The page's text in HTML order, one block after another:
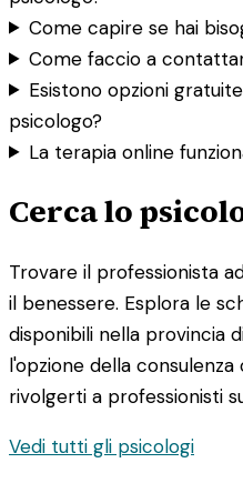
Come capire se hai
Come faccio a
Esistono opzioni
psicologo?
La terapia online
Cerca lo
Trovare il professionista
il benessere. Esplora le
disponibili nella provincia
l'opzione della
rivolgerti a professionisti
Vedi tutti gli psicologi